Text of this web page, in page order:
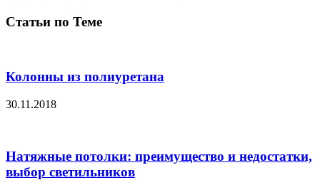
Статьи по Теме
Колонны из полиуретана
30.11.2018
Натяжные потолки: преимущество и недостатки,
выбор светильников